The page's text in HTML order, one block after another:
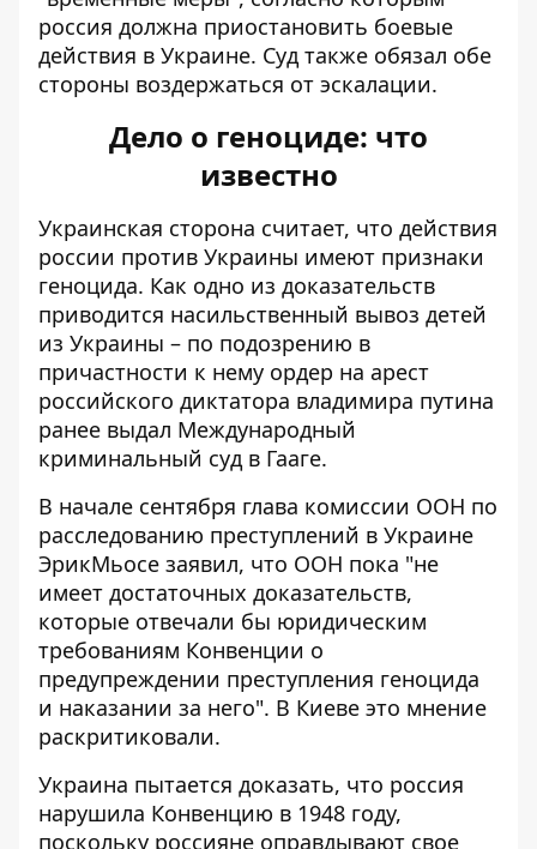
россия должна приостановить боевые
действия в Украине. Суд также обязал обе
стороны воздержаться от эскалации.
Дело о геноциде: что
известно
Украинская сторона считает, что действия
россии против Украины имеют признаки
геноцида. Как одно из доказательств
приводится насильственный вывоз детей
из Украины – по подозрению в
причастности к нему ордер на арест
российского диктатора владимира путина
ранее выдал Международный
криминальный суд в Гааге.
В начале сентября глава комиссии ООН по
расследованию преступлений в Украине
ЭрикМьосе заявил, что ООН пока "не
имеет достаточных доказательств,
которые отвечали бы юридическим
требованиям Конвенции о
предупреждении преступления геноцида
и наказании за него". В Киеве это мнение
раскритиковали.
Украина пытается доказать, что россия
нарушила Конвенцию в 1948 году,
поскольку россияне оправдывают свое